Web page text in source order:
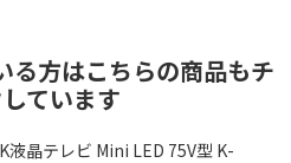
る方はこちらの商品もチ
ています
液晶テレビ Mini LED 75V型 K-